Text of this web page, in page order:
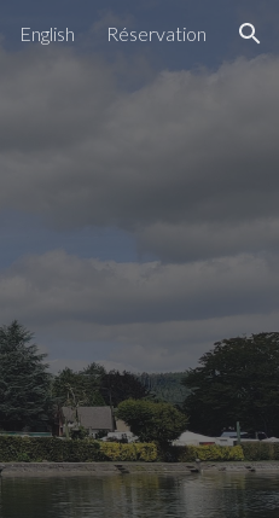
English Réservation